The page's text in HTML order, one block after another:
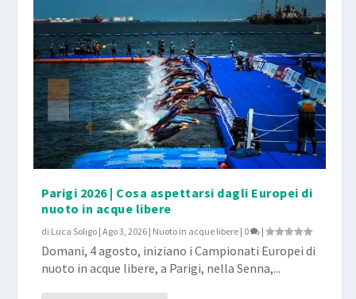
Parigi 2026 | Cosa aspettarsi dagli Europei di
nuoto in acque libere
di Luca Soligo |Ago 3, 2026 | Nuoto in acque libere | 0 |
Domani, 4 agosto, iniziano i Campionati Europei di
nuoto in acque libere, a Parigi, nella Senna,...